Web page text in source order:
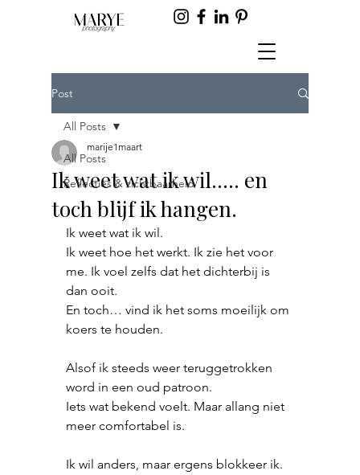
Post
All Posts
Reflecties & zichtbaarheid
All Posts
Ik weet wat ik wil..... en
toch blijf ik hangen.
marije1maart
Ik weet wat ik wil.
Ik weet hoe het werkt. Ik zie het voor
me. Ik voel zelfs dat het dichterbij is
dan ooit.
En toch… vind ik het soms moeilijk om
koers te houden.
Alsof ik steeds weer teruggetrokken
word in een oud patroon.
Iets wat bekend voelt. Maar allang niet
meer comfortabel is.
Ik wil anders, maar ergens blokkeer ik.